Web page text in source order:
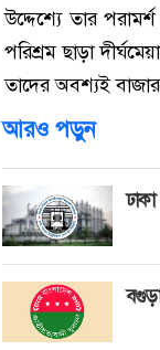
উদ্দেশ্যে তার
পরিশ্রম ছাড়া
তাদের অবশ্যই
আরও পড়ুন